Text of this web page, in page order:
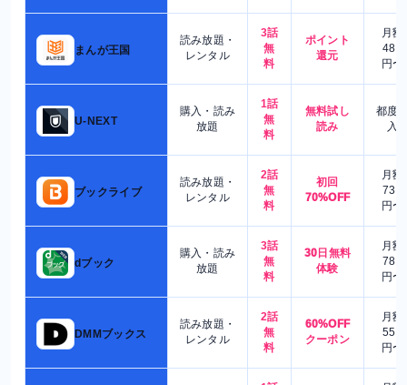
まんが王国
読み放題・
レンタル
3話
無
料
ポイント
還元
月額
480
円〜
U-NEXT
購入・読み
放題
1話
無
料
無料試し
読み
都度
入
ブックライブ
読み放題・
レンタル
2話
無
料
初回
70%OFF
月額
730
円〜
dブック
購入・読み
放題
3話
無
料
30日無料
体験
月額
780
円〜
DMMブックス
読み放題・
レンタル
2話
無
料
60%OFF
クーポン
月額
550
円〜